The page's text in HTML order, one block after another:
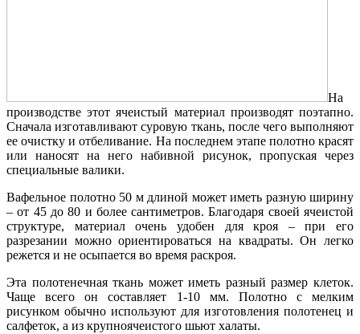
На
производстве этот ячеистый материал производят поэтапно.
Сначала изготавливают суровую ткань, после чего выполняют
ее очистку и отбеливание. На последнем этапе полотно красят
или наносят на него набивной рисунок, пропуская через
специальные валики.
Вафельное полотно 50 м длиной может иметь разную ширину
– от 45 до 80 и более сантиметров. Благодаря своей ячеистой
структуре, материал очень удобен для кроя – при его
разрезании можно ориентироваться на квадраты. Он легко
режется и не осыпается во время раскроя.
Эта полотенечная ткань может иметь разный размер клеток.
Чаще всего он составляет 1-10 мм. Полотно с мелким
рисунком обычно используют для изготовления полотенец и
салфеток, а из крупноячеистого шьют халаты.